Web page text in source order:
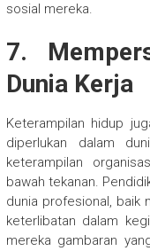
sosial mereka.
7.
Dunia Kerja
Keterampilan hidup
diperlukan dalam
keterampilan
bawah tekanan.
dunia profesional, baik
keterlibatan dalam
mereka gambaran